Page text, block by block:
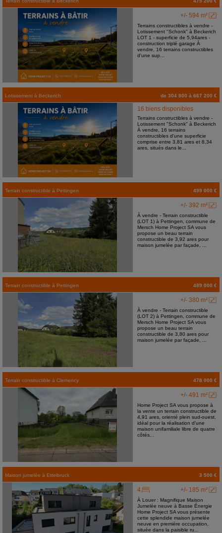
+/- 594 m²
Terrains constructibles à vendre -
Lotissement "Schonk" à Beckerich
LOT 1 - superficie de 5,94ares -
construction triplé garage À
vendre, 16 terrains constructibles
d'une sup...
Lotissement à Beckerich de 304 800 à 667 200 €
16 biens disponibles
Terrains constructibles à vendre -
Lotissement "Schonk" à Beckerich
À vendre, 16 terrains
constructibles d'une superficie
comprise entre 3,81 ares et 8,34
ares, situés dans le...
Terrain constructible à Pettingen 499 000 €
+/- 392 m²
À vendre - Terrain constructible
(LOT 1) à Pettingen, commune de
Mersch Home Project SA vous
propose un beau terrain
constructible de 3,92 ares pour
maison jumelée par façade, ...
Terrain constructible à Pettingen 489 000 €
+/- 380 m²
À vendre - Terrain constructible
(LOT 2) à Pettingen, commune de
Mersch Home Project SA vous
propose un beau terrain
constructible de 3,80 ares pour
maison jumelée par façade, ...
Terrain constructible à Clemency 478 000 €
+/- 491 m²
Home Project SA vous propose à
la vente un terrain constructible de
4,91 ares, orienté plein sud-ouest,
idéal pour la réalisation d'une
maison unifamiliale libre de quatre
côtés...
Maison jumelée à Ettelbruck 3 500 €
+/- 185 m²
4
À Louer : Magnifique Maison
Jumelée neuve à Basse Énergie
Home Project SA vous présente
cette splendide maison jumelée
neuve en première occupation,
située dans la paisible ru...